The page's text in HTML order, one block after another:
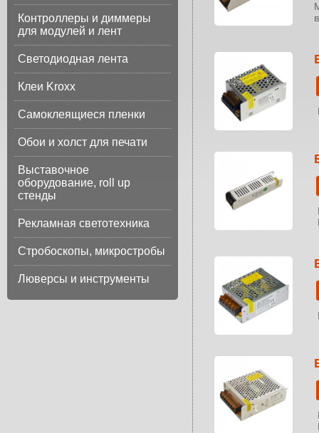
Контроллеры и диммеры
для модулей и лент
Светодиодная лента
Клеи Kroxx
Самоклеящиеся пленки
Обои и холст для печати
Выставочное
оборудование, roll up
стенды
Рекламная светотехника
Стробоскопы, микростробы
Люверсы и инструменты